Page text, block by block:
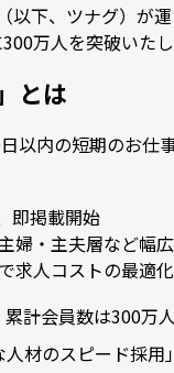
以下、ツナグ）が
万人を突破いたし
とは
以内の短期のお仕
即掲載開始
婦・主夫層など幅
求人コストの最適化
計会員数は300万
材のスピード採用